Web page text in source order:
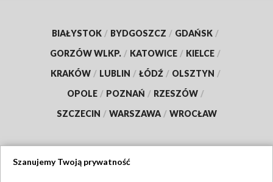
BIAŁYSTOK / BYDGOSZCZ / GDAŃSK /
GORZÓW WLKP. / KATOWICE / KIELCE /
KRAKÓW / LUBLIN / ŁÓDŹ / OLSZTYN /
OPOLE / POZNAŃ / RZESZÓW /
SZCZECIN / WARSZAWA / WROCŁAW
Szanujemy Twoją prywatność